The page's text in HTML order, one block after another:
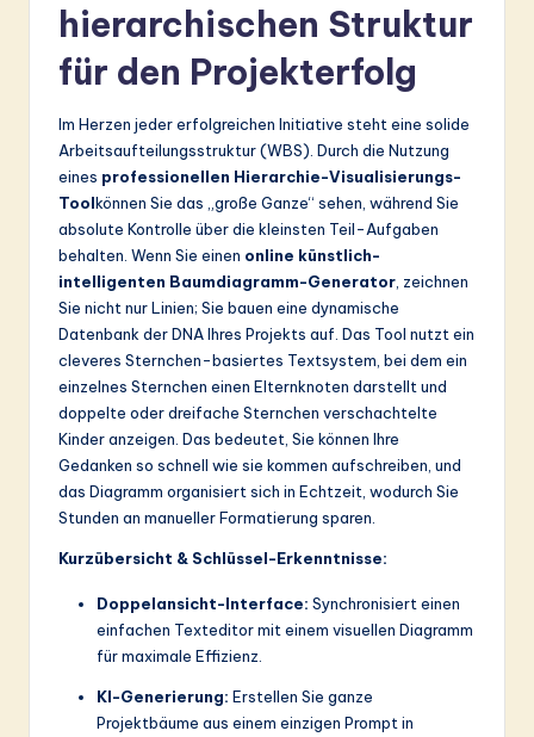
hierarchischen Struktur
für den Projekterfolg
Im Herzen jeder erfolgreichen Initiative steht eine solide
Arbeitsaufteilungsstruktur (WBS). Durch die Nutzung
eines professionellen Hierarchie-Visualisierungs-
Toolkönnen Sie das „große Ganze“ sehen, während Sie
absolute Kontrolle über die kleinsten Teil-Aufgaben
behalten. Wenn Sie einen online künstlich-
intelligenten Baumdiagramm-Generator , zeichnen
Sie nicht nur Linien; Sie bauen eine dynamische
Datenbank der DNA Ihres Projekts auf. Das Tool nutzt ein
cleveres Sternchen-basiertes Textsystem, bei dem ein
einzelnes Sternchen einen Elternknoten darstellt und
doppelte oder dreifache Sternchen verschachtelte
Kinder anzeigen. Das bedeutet, Sie können Ihre
Gedanken so schnell wie sie kommen aufschreiben, und
das Diagramm organisiert sich in Echtzeit, wodurch Sie
Stunden an manueller Formatierung sparen.
Kurzübersicht & Schlüssel-Erkenntnisse:
Doppelansicht-Interface: Synchronisiert einen
einfachen Texteditor mit einem visuellen Diagramm
für maximale Effizienz.
KI-Generierung: Erstellen Sie ganze
Projektbäume aus einem einzigen Prompt in